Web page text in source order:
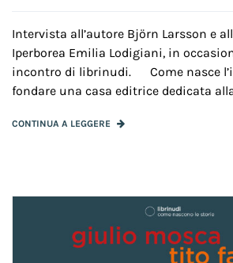
Intervista all’autore Björn Larsson e
Iperborea Emilia Lodigiani, in
incontro di librinudi. Come nasce
fondare una casa editrice dedicata
CONTINUA A LEGGERE